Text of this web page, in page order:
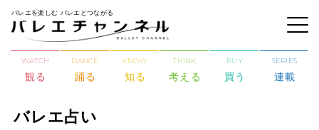
バレエを楽しむ バレエとつながる
WATCH
観る
DANCE
踊る
KNOW
知る
THINK
考える
BUY
買う
SERIES
連載
バレエ占い